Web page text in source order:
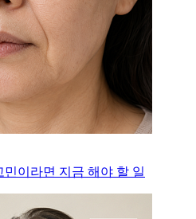
민이라면 지금 해야 할 일